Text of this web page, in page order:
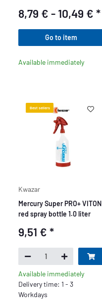
L
8,79 € - 10,49 €*
Go to item
Available immediately
Best sellers
Kwazar
Mercury Super PRO+ VITON
red spray bottle 1.0 liter
9,51 €*
Available immediately
Delivery time: 1 - 3
Workdays